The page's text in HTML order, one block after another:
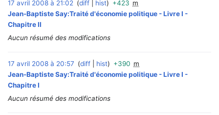
17 avril 2008 à 21:02 diff hist +423 m
Jean-Baptiste Say:Traité d'économie politique - Livre I -
Chapitre II
Aucun résumé des modifications
17 avril 2008 à 20:57 diff hist +390 m
Jean-Baptiste Say:Traité d'économie politique - Livre I -
Chapitre I
Aucun résumé des modifications